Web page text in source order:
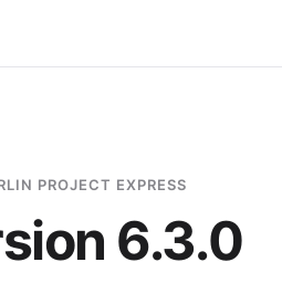
PROJECT EXPRESS
6.3.0